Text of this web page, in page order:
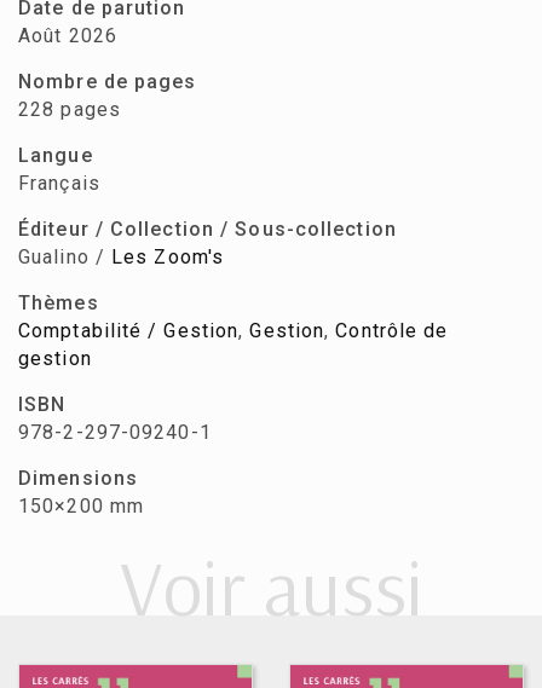
Date de parution
Août 2026
Nombre de pages
228 pages
Langue
Français
Éditeur / Collection / Sous-collection
Gualino / Les Zoom's
Thèmes
Comptabilité / Gestion,Gestion,Contrôle de
gestion
ISBN
978-2-297-09240-1
Dimensions
150×200 mm
Voir aussi